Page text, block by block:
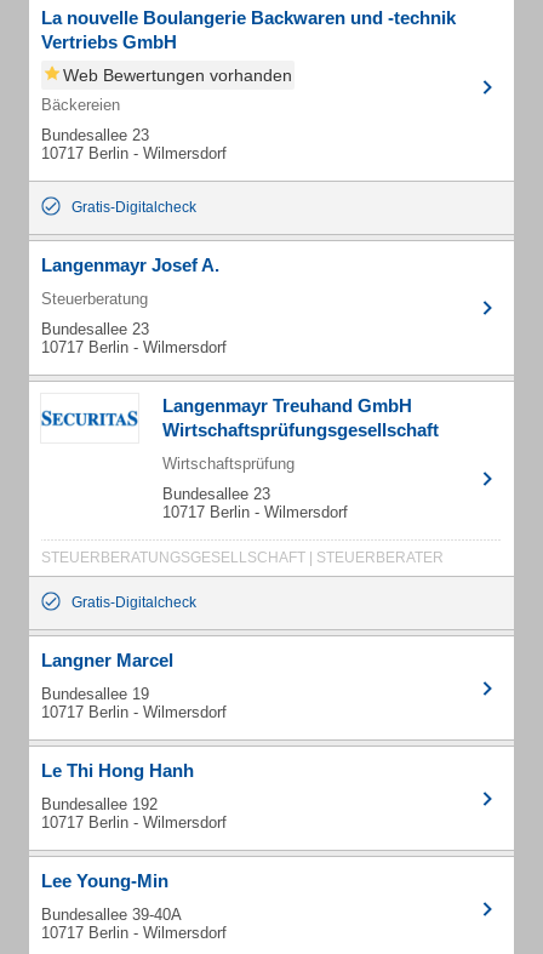
La nouvelle Boulangerie Backwaren und -technik
Vertriebs GmbH
Web Bewertungen vorhanden
Bäckereien
Bundesallee 23
10717 Berlin - Wilmersdorf
Gratis-Digitalcheck
Langenmayr Josef A.
Steuerberatung
Bundesallee 23
10717 Berlin - Wilmersdorf
Langenmayr Treuhand GmbH
Wirtschaftsprüfungsgesellschaft
Wirtschaftsprüfung
Bundesallee 23
10717 Berlin - Wilmersdorf
STEUERBERATUNGSGESELLSCHAFT | STEUERBERATER
Gratis-Digitalcheck
Langner Marcel
Bundesallee 19
10717 Berlin - Wilmersdorf
Le Thi Hong Hanh
Bundesallee 192
10717 Berlin - Wilmersdorf
Lee Young-Min
Bundesallee 39-40A
10717 Berlin - Wilmersdorf